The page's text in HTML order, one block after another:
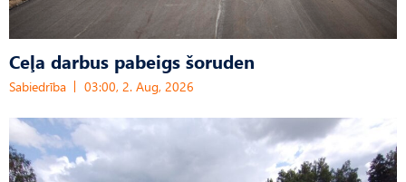
Ceļa darbus pabeigs šoruden
Sabiedrība 03:00, 2. Aug, 2026